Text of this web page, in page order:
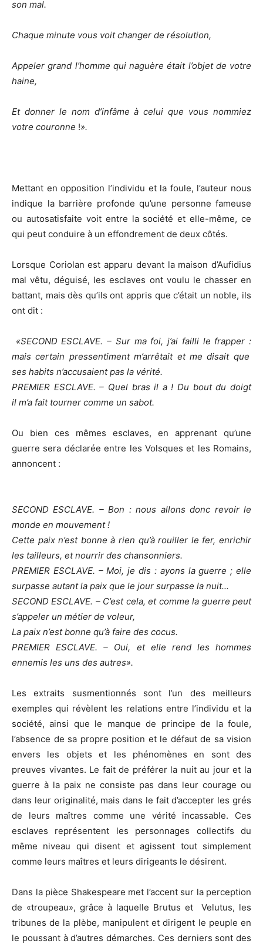
son mal.
Chaque minute vous voit changer de résolution,
Appeler grand l’homme qui naguère était l’objet de votre
haine,
Et donner le nom d’infâme à celui que vous nommiez
votre couronne !».
Mettant en opposition l’individu et la foule, l’auteur nous
indique la barrière profonde qu’une personne fameuse
ou autosatisfaite voit entre la société et elle-même, ce
qui peut conduire à un effondrement de deux côtés.
Lorsque Coriolan est apparu devant la maison d’Aufidius
mal vêtu, déguisé, les esclaves ont voulu le chasser en
battant, mais dès qu’ils ont appris que c’était un noble, ils
ont dit :
«SECOND ESCLAVE. – Sur ma foi, j’ai failli le frapper :
mais certain pressentiment m’arrêtait et me disait que
ses habits n’accusaient pas la vérité.
PREMIER ESCLAVE. – Quel bras il a ! Du bout du doigt
il m’a fait tourner comme un sabot.
Ou bien ces mêmes esclaves, en apprenant qu’une
guerre sera déclarée entre les Volsques et les Romains,
annoncent :
SECOND ESCLAVE. – Bon : nous allons donc revoir le
monde en mouvement !
Cette paix n’est bonne à rien qu’à rouiller le fer, enrichir
les tailleurs, et nourrir des chansonniers.
PREMIER ESCLAVE. – Moi, je dis : ayons la guerre ; elle
surpasse autant la paix que le jour surpasse la nuit․․․
SECOND ESCLAVE․ – C’est cela, et comme la guerre peut
s’appeler un métier de voleur,
La paix n’est bonne qu’à faire des cocus.
PREMIER ESCLAVE. – Oui, et elle rend les hommes
ennemis les uns des autres».
Les extraits susmentionnés sont l’un des meilleurs
exemples qui révèlent les relations entre l’individu et la
société, ainsi que le manque de principe de la foule,
l’absence de sa propre position et le défaut de sa vision
envers les objets et les phénomènes en sont des
preuves vivantes. Le fait de préférer la nuit au jour et la
guerre à la paix ne consiste pas dans leur courage ou
dans leur originalité, mais dans le fait d’accepter les grés
de leurs maîtres comme une vérité incassable. Ces
esclaves représentent les personnages collectifs du
même niveau qui disent et agissent tout simplement
comme leurs maîtres et leurs dirigeants le désirent.
Dans la pièce Shakespeare met l’accent sur la perception
de «troupeau», grâce à laquelle Brutus et Velutus, les
tribunes de la plèbe, manipulent et dirigent le peuple en
le poussant à d’autres démarches. Ces derniers sont des